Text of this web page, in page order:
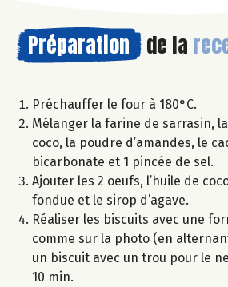
Préparation de la
Préchauffer le four à 180°C.
Mélanger la farine de sarrasin,
coco, la poudre d’amandes, le
bicarbonate et 1 pincée de sel.
Ajouter les 2 oeufs, l’huile de
fondue et le sirop d’agave.
Réaliser les biscuits avec une
comme sur la photo (en
un biscuit avec un trou pour le
10 min.